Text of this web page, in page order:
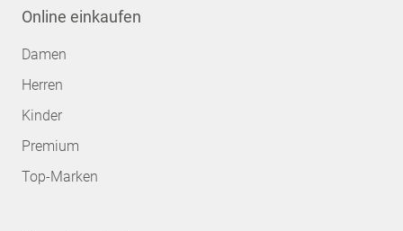
Online einkaufen
Damen
Herren
Kinder
Premium
Top-Marken